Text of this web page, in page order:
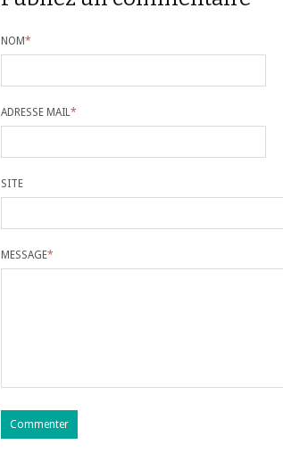
NOM*
ADRESSE MAIL*
SITE
MESSAGE*